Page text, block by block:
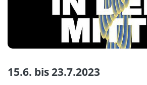
15.6. bis 23.7.2023